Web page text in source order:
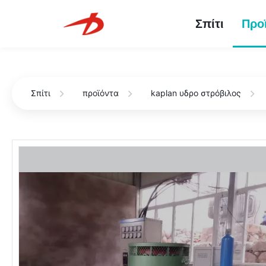
Σπίτι
Σπίτι προϊόντα kaplan υδρο στρόβιλος